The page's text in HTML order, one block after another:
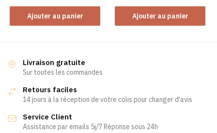
Ajouter au panier Ajouter au panier
Livraison gratuite
Sur toutes les commandes
Retours faciles
14 jours à la réception de votre colis pour changer d'avis
Service Client
Assistance par emails 5j/7 Réponse sous 24h